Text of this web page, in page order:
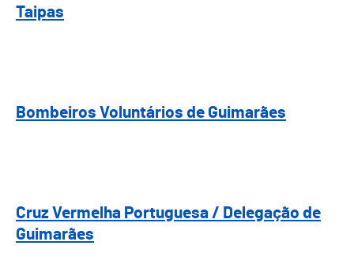
Taipas
Bombeiros Voluntários de Guimarães
Cruz Vermelha Portuguesa / Delegação de
Guimarães